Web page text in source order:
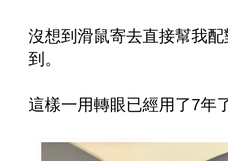
沒想到滑鼠寄去直接幫我
到。
這樣一用轉眼已經用了7年